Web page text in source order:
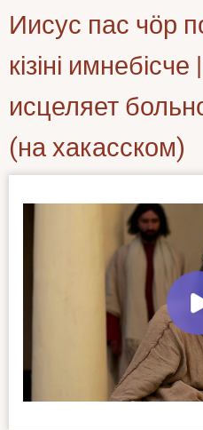
Иисус пас чӧр
кізіні
исцеляет
(на хакасском)